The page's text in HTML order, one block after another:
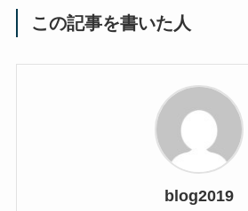
この記事を書いた人
blog2019